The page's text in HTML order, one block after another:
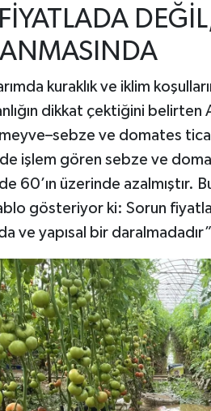
kuraklık ve iklim
dikkat çektiğini belirten
meyve–sebze ve domates
işlem gören sebze ve
60’ın üzerinde azalmıştır.
gösteriyor ki: Sorun
ve yapısal bir